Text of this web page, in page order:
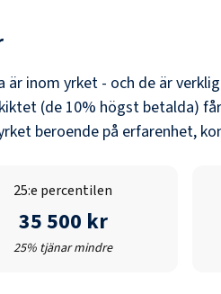
inom yrket - och de är
(de 10% högst betalda)
beroende på erfarenhet,
25:e percentilen
35 500 kr
25% tjänar mindre